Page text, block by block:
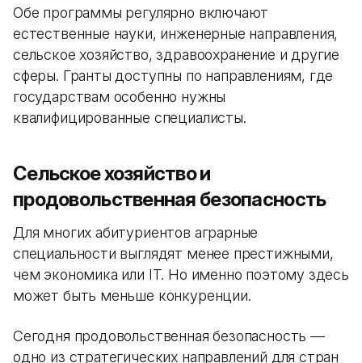
Обе программы регулярно включают
естественные науки, инженерные направления,
сельское хозяйство, здравоохранение и другие
сферы. Гранты доступны по направлениям, где
государствам особенно нужны
квалифицированные специалисты.
Сельское хозяйство и
продовольственная безопасность
Для многих абитуриентов аграрные
специальности выглядят менее престижными,
чем экономика или IT. Но именно поэтому здесь
может быть меньше конкуренции.
Сегодня продовольственная безопасность —
одно из стратегических направлений для стран